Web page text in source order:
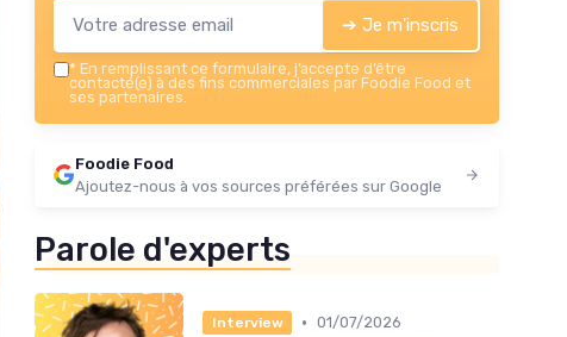
➔ Je m'inscris
* En remplissant ce formulaire, j’accepte d’être
contacté(e) à des fins commerciales par Foodie Food et
ses partenaires.
Foodie Food
Ajoutez-nous à vos sources préférées sur Google
Parole d'experts
Interview • 01/07/2026